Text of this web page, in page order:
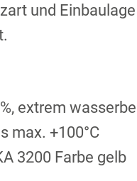
und
extrem
max. +100°C
3200 Farbe gelb